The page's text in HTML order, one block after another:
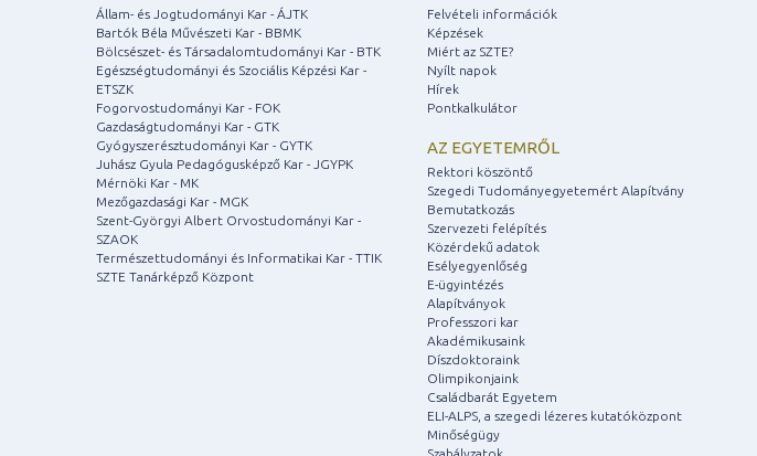
Állam- és Jogtudományi Kar - ÁJTK
Bartók Béla Művészeti Kar - BBMK
Bölcsészet- és Társadalomtudományi Kar - BTK
Egészségtudományi és Szociális Képzési Kar -
ETSZK
Fogorvostudományi Kar - FOK
Gazdaságtudományi Kar - GTK
Gyógyszerésztudományi Kar - GYTK
Juhász Gyula Pedagógusképző Kar - JGYPK
Mérnöki Kar - MK
Mezőgazdasági Kar - MGK
Szent-Györgyi Albert Orvostudományi Kar -
SZAOK
Természettudományi és Informatikai Kar - TTIK
SZTE Tanárképző Központ
Felvételi információk
Képzések
Miért az SZTE?
Nyílt napok
Hírek
Pontkalkulátor
AZ EGYETEMRŐL
Rektori köszöntő
Szegedi Tudományegyetemért Alapítvány
Bemutatkozás
Szervezeti felépítés
Közérdekű adatok
Esélyegyenlőség
E-ügyintézés
Alapítványok
Professzori kar
Akadémikusaink
Díszdoktoraink
Olimpikonjaink
Családbarát Egyetem
ELI-ALPS, a szegedi lézeres kutatóközpont
Minőségügy
Szabályzatok